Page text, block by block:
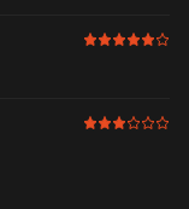
5 av 6 i
3 av 6 i